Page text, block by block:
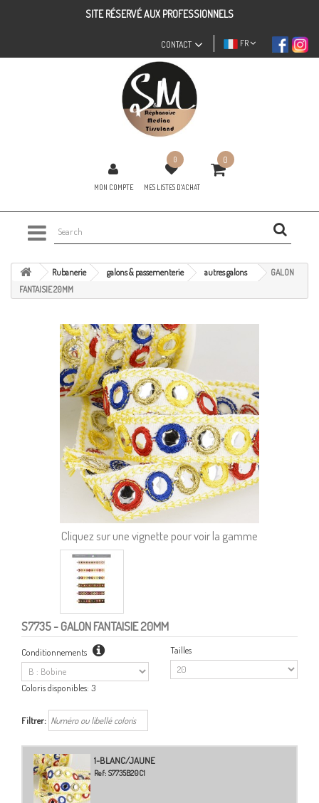
SITE RÉSERVÉ AUX PROFESSIONNELS
FR
CONTACT
MON COMPTE
0
MES LISTES D'ACHAT
0
Rubanerie galons & passementerie autres galons
GALON
FANTAISIE 20MM
Cliquez sur une vignette pour voir la gamme
S7735- GALON FANTAISIE 20MM
Conditionnements Tailles
Coloris disponibles: 3
Filtrer:
1-BLANC/JAUNE
Ref: S7735B20C1